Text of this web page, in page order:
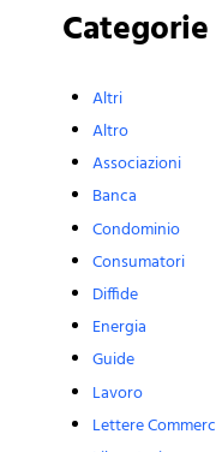
Categorie
Altri
Altro
Associazioni
Banca
Condominio
Consumatori
Diffide
Energia
Guide
Lavoro
Lettere